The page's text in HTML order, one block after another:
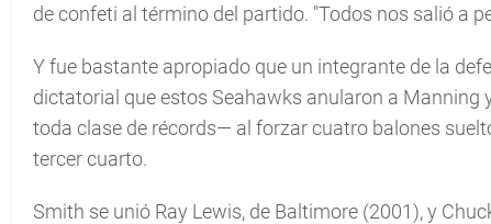
de confeti al término del partido. "Todos nos salió a
Y fue bastante apropiado que un integrante de la
dictatorial que estos Seahawks anularon a
toda clase de récords— al forzar cuatro balones
tercer cuarto.
Smith se unió Ray Lewis, de Baltimore (2001), y